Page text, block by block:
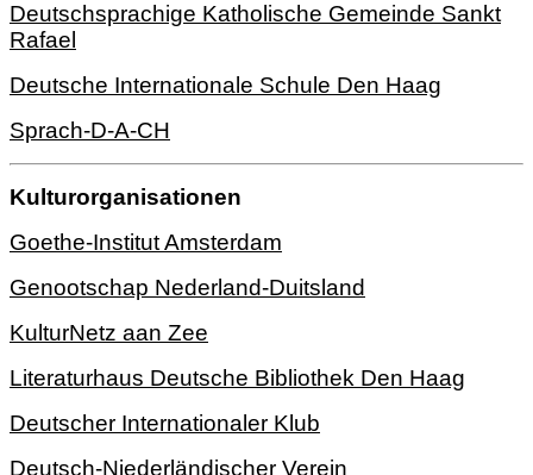
Deutschsprachige Katholische Gemeinde Sankt
Rafael
Deutsche Internationale Schule Den Haag
Sprach-D-A-CH
Kulturorganisationen
Goethe-Institut Amsterdam
Genootschap Nederland-Duitsland
KulturNetz aan Zee
Literaturhaus Deutsche Bibliothek Den Haag
Deutscher Internationaler Klub
Deutsch-Niederländischer Verein